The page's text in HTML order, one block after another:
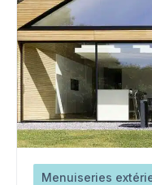
Menuiseries